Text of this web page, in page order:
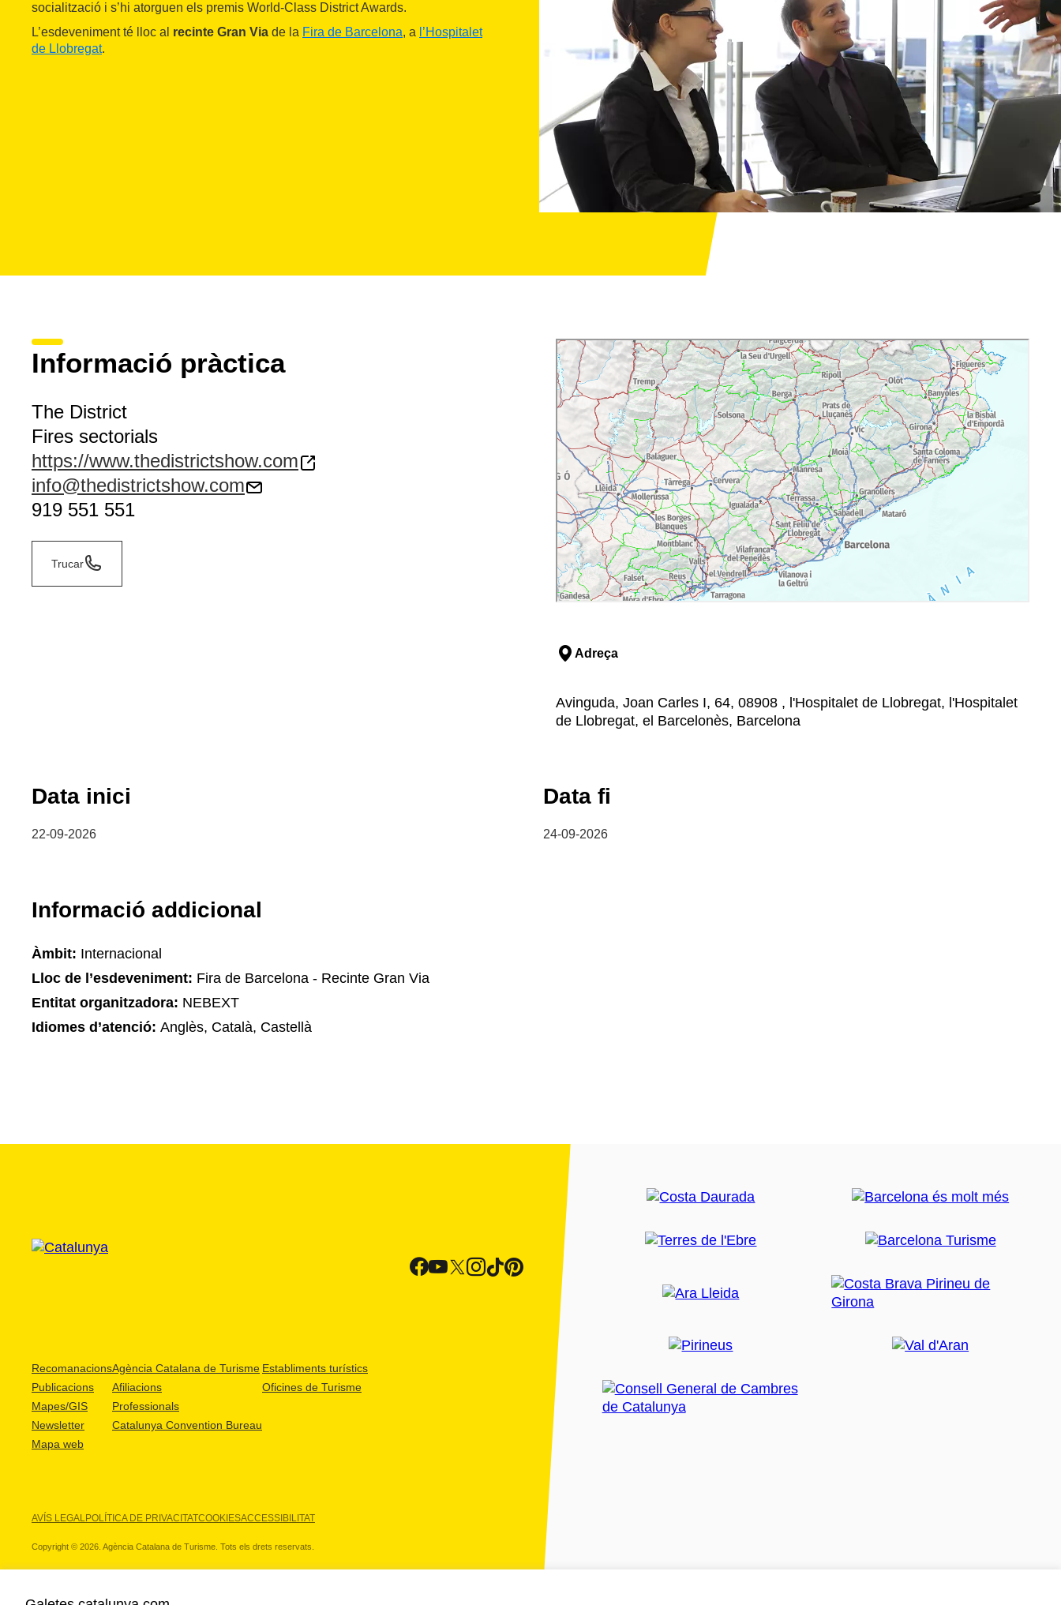
socialització i s’hi atorguen els premis World-Class District Awards.
L’esdeveniment té lloc al recinte Gran Via de la Fira de Barcelona, a l’Hospitalet
de Llobregat.
Informació pràctica
The District
Fires sectorials
https://www.thedistrictshow.com
info@thedistrictshow.com
919 551 551
Trucar
Adreça
Avinguda, Joan Carles I, 64, 08908 , l'Hospitalet de Llobregat, l'Hospitalet
de Llobregat, el Barcelonès, Barcelona
Data inici
22-09-2026
Data fi
24-09-2026
Informació addicional
Àmbit: Internacional
Lloc de l’esdeveniment: Fira de Barcelona - Recinte Gran Via
Entitat organitzadora: NEBEXT
Idiomes d’atenció: Anglès, Català, Castellà
Recomanacions
Publicacions
Mapes/GIS
Newsletter
Mapa web
Agència Catalana de Turisme
Afiliacions
Professionals
Catalunya Convention Bureau
Establiments turístics
Oficines de Turisme
AVÍS LEGALPOLÍTICA DE PRIVACITATCOOKIESACCESSIBILITAT
Copyright © 2026. Agència Catalana de Turisme. Tots els drets reservats.